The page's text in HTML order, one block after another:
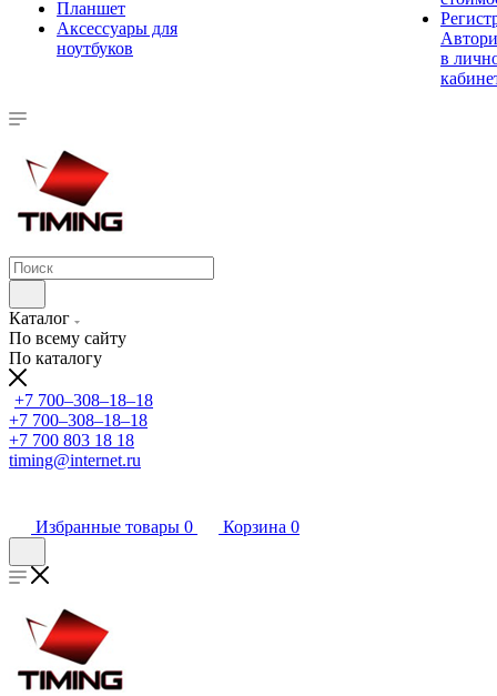
Планшет
Аксессуары для
ноутбуков
в
Каталог
По всему сайту
По каталогу
+7 700‒308‒18‒18
+7 700‒308‒18‒18
+7 700 803 18 18
timing@internet.ru
Избранные товары 0 Корзина 0